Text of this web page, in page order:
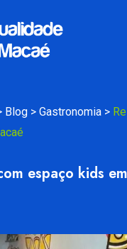
Blog > Gastronomia >
espaço kids